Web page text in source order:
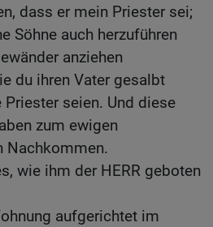
dass er mein Priester sei;
Söhne auch herzuführen
anziehen
du ihren Vater gesalbt
seien. Und diese
zum ewigen
Nachkommen.
wie ihm der HERR geboten
aufgerichtet im